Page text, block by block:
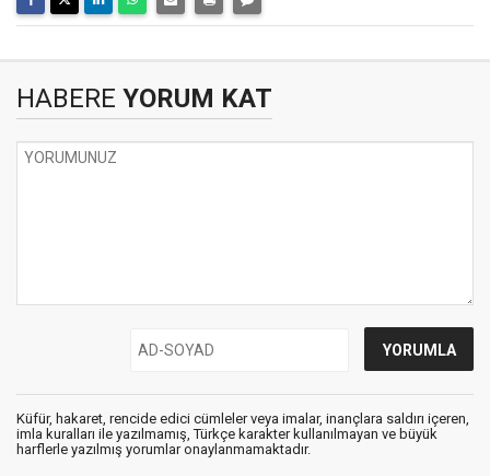
HABERE YORUM KAT
Küfür, hakaret, rencide edici cümleler veya imalar, inançlara saldırı içeren,
imla kuralları ile yazılmamış, Türkçe karakter kullanılmayan ve büyük
harflerle yazılmış yorumlar onaylanmamaktadır.